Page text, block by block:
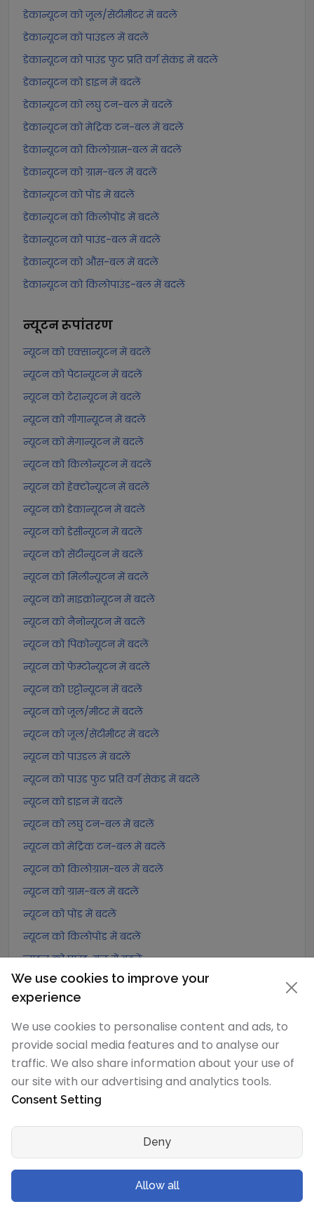
डेकान्यूटन को जूल/सेंटीमीटर में बदलें
डेकान्यूटन को पाउंडल में बदलें
डेकान्यूटन को पाउंड फुट प्रति वर्ग सेकंड में बदलें
डेकान्यूटन को डाइन में बदलें
डेकान्यूटन को लघु टन-बल में बदलें
डेकान्यूटन को मेट्रिक टन-बल में बदलें
डेकान्यूटन को किलोग्राम-बल में बदलें
डेकान्यूटन को ग्राम-बल में बदलें
डेकान्यूटन को पोंड में बदलें
डेकान्यूटन को किलोपोंड में बदलें
डेकान्यूटन को पाउंड-बल में बदलें
डेकान्यूटन को औंस-बल में बदलें
डेकान्यूटन को किलोपाउंड-बल में बदलें
न्यूटनरूपांतरण
न्यूटन को एक्सान्यूटन में बदलें
न्यूटन को पेटान्यूटन में बदलें
न्यूटन को टेरान्यूटन में बदलें
न्यूटन को गीगान्यूटन में बदलें
न्यूटन को मेगान्यूटन में बदलें
न्यूटन को किलोन्यूटन में बदलें
न्यूटन को हेक्टोन्यूटन में बदलें
न्यूटन को डेकान्यूटन में बदलें
न्यूटन को डेसीन्यूटन में बदलें
न्यूटन को सेंटीन्यूटन में बदलें
न्यूटन को मिलीन्यूटन में बदलें
न्यूटन को माइक्रोन्यूटन में बदलें
न्यूटन को नैनोन्यूटन में बदलें
न्यूटन को पिकोन्यूटन में बदलें
न्यूटन को फेम्टोन्यूटन में बदलें
न्यूटन को एट्टोन्यूटन में बदलें
न्यूटन को जूल/मीटर में बदलें
न्यूटन को जूल/सेंटीमीटर में बदलें
न्यूटन को पाउंडल में बदलें
न्यूटन को पाउंड फुट प्रति वर्ग सेकंड में बदलें
न्यूटन को डाइन में बदलें
न्यूटन को लघु टन-बल में बदलें
न्यूटन को मेट्रिक टन-बल में बदलें
न्यूटन को किलोग्राम-बल में बदलें
न्यूटन को ग्राम-बल में बदलें
न्यूटन को पोंड में बदलें
न्यूटन को किलोपोंड में बदलें
न्यूटन को पाउंड-बल में बदलें
न्यूटन को औंस-बल में बदलें
न्यूटन को किलोपाउंड-बल में बदलें
डेसीन्यूटन रूपांतरण
डेसीन्यूटन को एक्सान्यूटन में बदलें
डेसीन्यूटन को पेटान्यूटन में बदलें
डेसीन्यूटन को गीगान्यूटन में बदलें
डेसीन्यूटन को मेगान्यूटन में बदलें
डेसीन्यूटन को किलोन्यूटन में बदलें
डेसीन्यूटन को हेक्टोन्यूटन में बदलें
We use cookies to improve your
experience
We use cookies to personalise content and ads, to
provide social media features and to analyse our
traffic. We also share information about your use of
our site with our advertising and analytics tools.
Consent Setting
Deny
Allow all